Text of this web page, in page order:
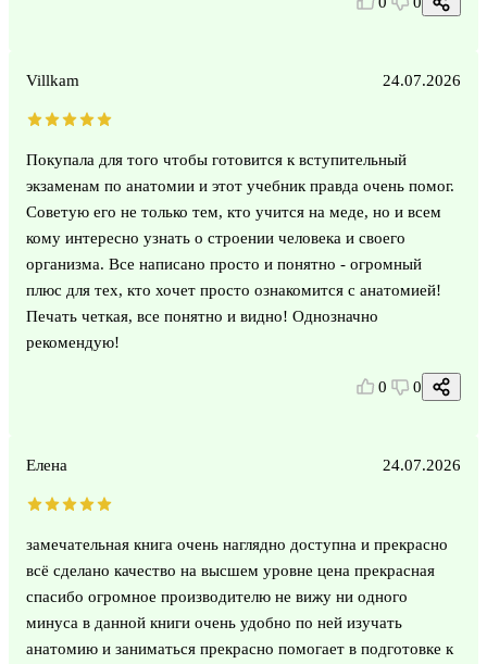
Villkam 24.07.2026
Покупала для того чтобы готовится к вступительный
экзаменам по анатомии и этот учебник правда очень помог.
Советую его не только тем, кто учится на меде, но и всем
кому интересно узнать о строении человека и своего
организма. Все написано просто и понятно - огромный
плюс для тех, кто хочет просто ознакомится с анатомией!
Печать четкая, все понятно и видно! Однозначно
рекомендую!
0 0
Елена 24.07.2026
замечательная книга очень наглядно доступна и прекрасно
всё сделано качество на высшем уровне цена прекрасная
спасибо огромное производителю не вижу ни одного
минуса в данной книги очень удобно по ней изучать
анатомию и заниматься прекрасно помогает в подготовке к